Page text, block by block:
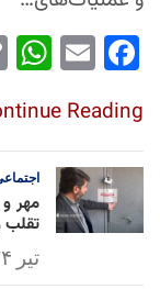
Fac
ok
Em
p
Reading
مهر
تقلب
تیر ۲۴, ۱۴۰۵